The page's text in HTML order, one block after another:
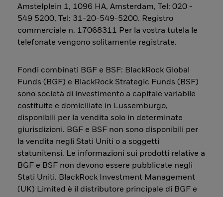
Amstelplein 1, 1096 HA, Amsterdam, Tel: 020 -
549 5200, Tel: 31-20-549-5200. Registro
commerciale n. 17068311 Per la vostra tutela le
telefonate vengono solitamente registrate.
Fondi combinati BGF e BSF: BlackRock Global
Funds (BGF) e BlackRock Strategic Funds (BSF)
sono società di investimento a capitale variabile
costituite e domiciliate in Lussemburgo,
disponibili per la vendita solo in determinate
giurisdizioni. BGF e BSF non sono disponibili per
la vendita negli Stati Uniti o a soggetti
statunitensi. Le informazioni sui prodotti relative a
BGF e BSF non devono essere pubblicate negli
Stati Uniti. BlackRock Investment Management
(UK) Limited è il distributore principale di BGF e